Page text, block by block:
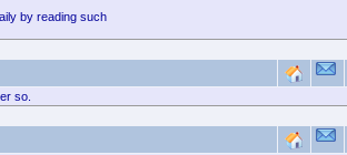
by reading such
so.